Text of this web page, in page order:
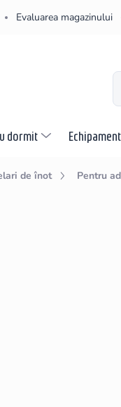
Evaluarea magazinului
dormit
de înot Pentru